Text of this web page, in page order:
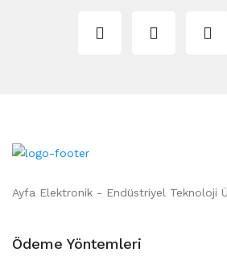
Ayfa Elektronik - Endüstriyel Teknoloji
Ödeme Yöntemleri